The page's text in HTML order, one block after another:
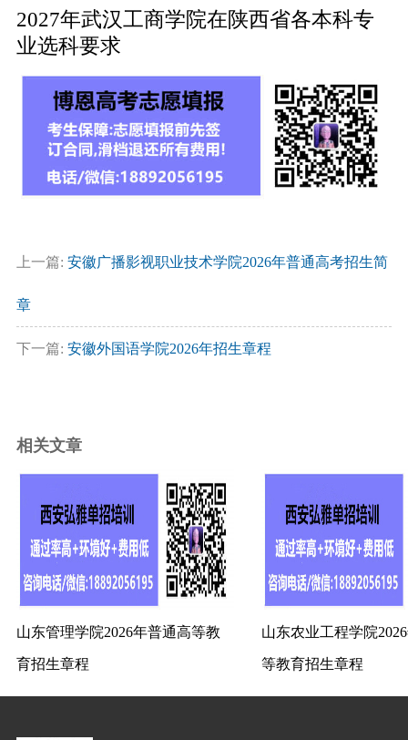
2027年武汉工商学院在陕西省各本科专
业选科要求
上一篇: 安徽广播影视职业技术学院2026年普通高考招生简
章
下一篇: 安徽外国语学院2026年招生章程
相关文章
山东管理学院2026年普通高等教
育招生章程
山东农业工程学院
等教育招生章程